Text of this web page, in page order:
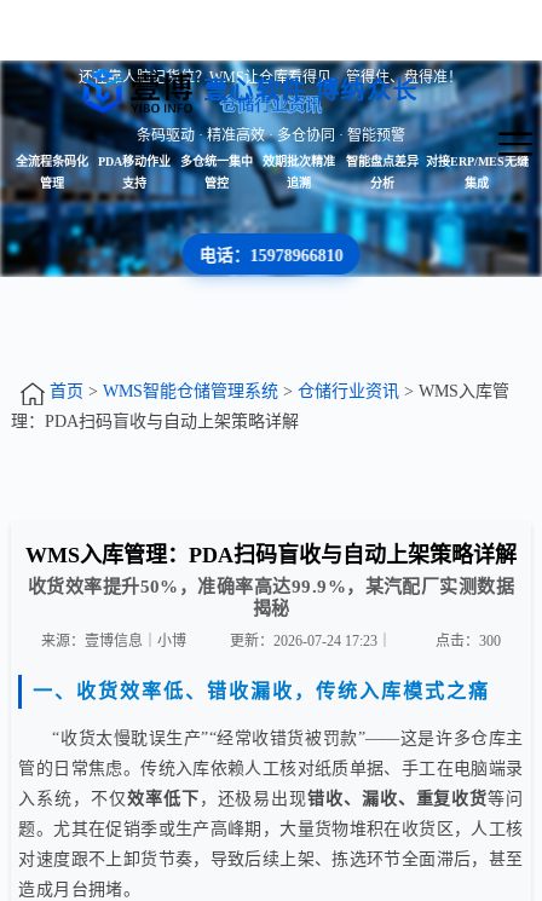
壹心软件 博纳众长
还在靠人脑记货位？WMS让仓库看得见、管得住、盘得准！
仓储行业资讯
条码驱动 · 精准高效 · 多仓协同 · 智能预警
全流程条码化
管理
PDA移动作业
支持
多仓统一集中
管控
效期批次精准
追溯
智能盘点差异
分析
对接ERP/MES无缝
集成
电话：15978966810
首页 > WMS智能仓储管理系统> 仓储行业资讯> WMS入库管
理：PDA扫码盲收与自动上架策略详解
WMS入库管理：PDA扫码盲收与自动上架策略详解
收货效率提升50%，准确率高达99.9%，某汽配厂实测数据
揭秘
来源：壹博信息｜小博 更新：2026-07-24 17:23｜ 点击：300
一、收货效率低、错收漏收，传统入库模式之痛
“收货太慢耽误生产”“经常收错货被罚款”——这是许多仓库主
管的日常焦虑。传统入库依赖人工核对纸质单据、手工在电脑端录
入系统，不仅效率低下 ，还极易出现错收、漏收、重复收货等问
题。尤其在促销季或生产高峰期，大量货物堆积在收货区，人工核
对速度跟不上卸货节奏，导致后续上架、拣选环节全面滞后，甚至
造成月台拥堵。